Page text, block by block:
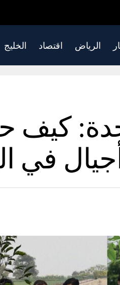
الرياض اقتصاد الخليج
في